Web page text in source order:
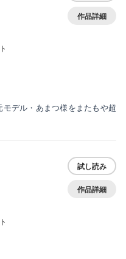
作品詳細
デル・あまつ様をまたもや超
試し読み
作品詳細